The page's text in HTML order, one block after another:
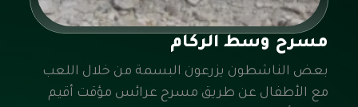
مسرح وسط الركام
بعض الناشطون يزرعون البسمة من خلال اللعب
مع الأطفال عن طريق مسرح عرائس مؤقت أقيم